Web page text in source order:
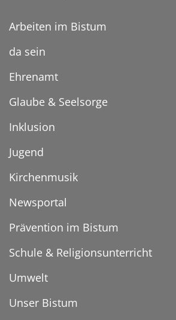
Arbeiten im Bistum
da sein
Ehrenamt
Glaube & Seelsorge
Inklusion
Jugend
Kirchenmusik
Newsportal
Prävention im Bistum
Schule & Religionsunterricht
Umwelt
Unser Bistum